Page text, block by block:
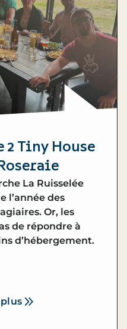
Tiny House
La Ruisselée
l’année des
Or, les
de répondre à
d’hébergement.